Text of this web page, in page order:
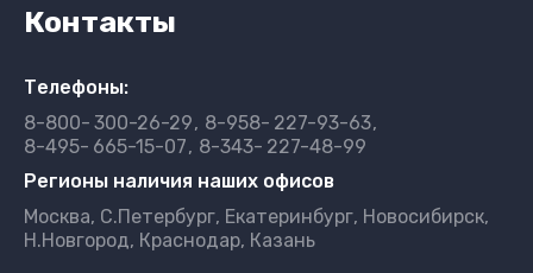
Контакты
Телефоны:
8-800- 300-26-29 8-958- 227-93-63
8-495- 665-15-07 8-343- 227-48-99
Регионы наличия наших офисов
Москва, С.Петербург, Екатеринбург, Новосибирск,
Н.Новгород, Краснодар, Казань